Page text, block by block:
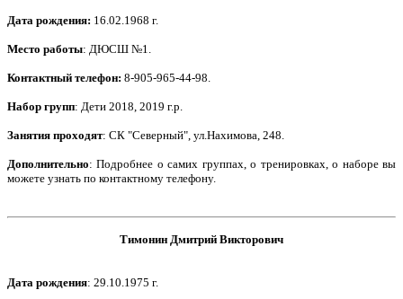
Дата рождения: 16.02.1968 г.
Место работы: ДЮСШ №1.
Контактный телефон: 8-905-965-44-98.
Набор групп: Дети 2018, 2019 г.р.
Занятия проходят: СК "Северный", ул.Нахимова, 248.
Дополнительно:Подробнее о самих группах, о тренировках, о наборе вы
можете узнать по контактному телефону.
Тимонин Дмитрий Викторович
Дата рождения: 29.10.1975 г.